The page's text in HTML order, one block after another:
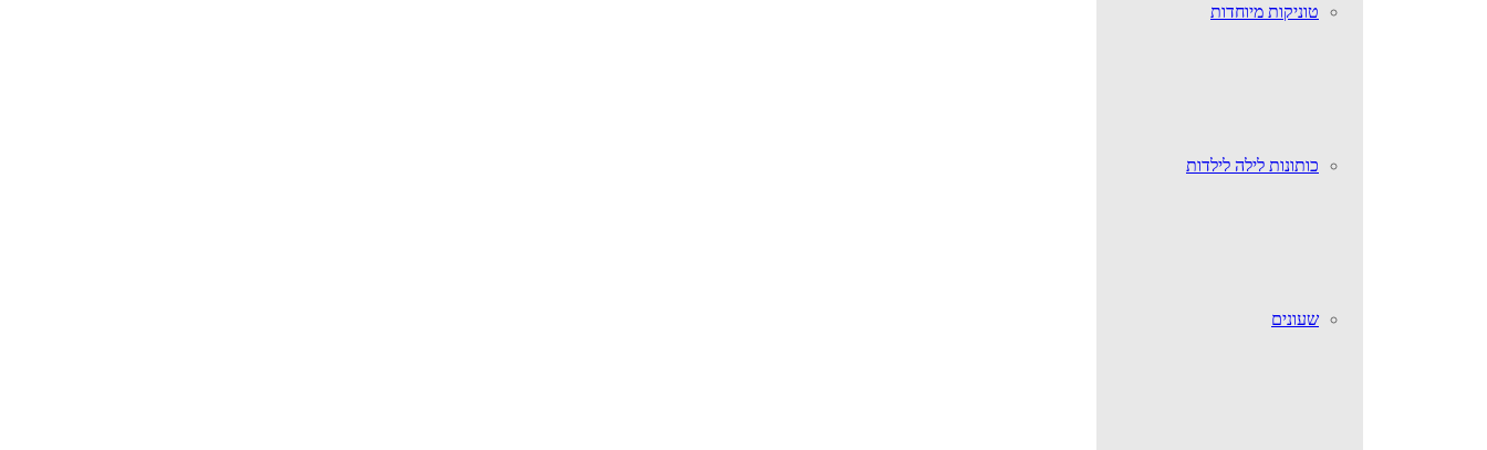
טוניקות מיוחדות
כותונות לילה לילדות
שעונים